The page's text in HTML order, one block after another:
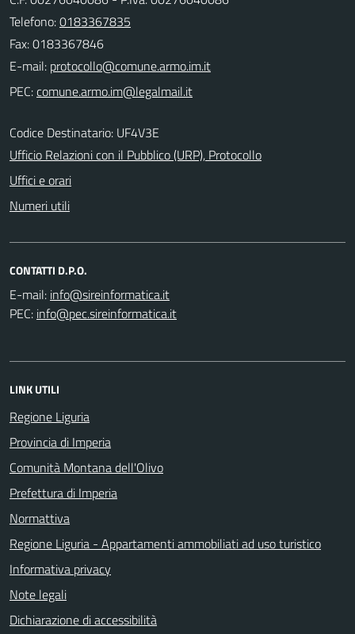
Telefono:0183367835
Fax: 0183367846
E-mail:
PEC:
Codice Destinatario: UF4V3E
Ufficio Relazioni con il Pubblico (URP), Protocollo
Uffici e orari
Numeri utili
CONTATTI D.P.O.
E-mail:
PEC:
LINK UTILI
Regione Liguria
Provincia di Imperia
Comunità Montana dell'Olivo
Prefettura di Imperia
Normattiva
Regione Liguria - Appartamenti ammobiliati ad uso turistico
Informativa privacy
Note legali
Dichiarazione di accessibilità